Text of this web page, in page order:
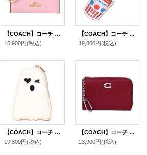
【COACH】コーチ カードケース クリンクル レザー ロゴ キーリング付き ミニ スキニー IDケース コインケース カーネーション（日本未発売）
16,900円(税込)
【COACH】コーチ キーホルダー ミルクシェイク モチーフ レザー ラメ キラキラ ロゴ キーリング バッグチャーム チャークマルチ（日本未発売）
19,800円(税込)
【COACH】コーチ レザー ゴースト おばけ ジップ コインポーチ コインケース チャークマルチ〔日本未発売〕
19,800円(税込)
【COACH】コーチ コインケース ぺブルレザー エッセンシャル キーリング付き L字 ジップ ロゴ マルチ カードケース 小銭入れ ダークルビー〔日本未発売〕
23,900円(税込)